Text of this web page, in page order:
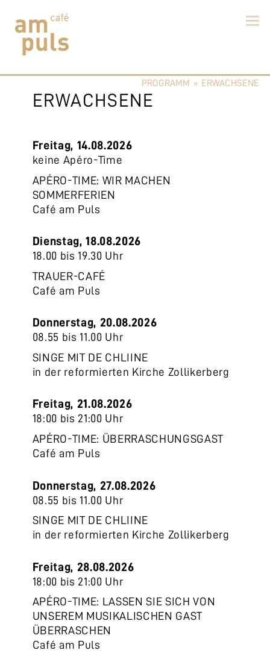
Cafe am Puls
Der beste Kaffee im Zollikerberg
PROGRAMM » ERWACHSENE
ERWACHSENE
Freitag, 14.08.2026
keine Apéro-Time
APÉRO-TIME: WIR MACHEN
SOMMERFERIEN
Café am Puls
Dienstag, 18.08.2026
18.00 bis 19.30 Uhr
TRAUER-CAFÉ
Café am Puls
Donnerstag, 20.08.2026
08.55 bis 11.00 Uhr
SINGE MIT DE CHLIINE
in der reformierten Kirche Zollikerberg
Freitag, 21.08.2026
18:00 bis 21:00 Uhr
APÉRO-TIME: ÜBERRASCHUNGSGAST
Café am Puls
Donnerstag, 27.08.2026
08.55 bis 11.00 Uhr
SINGE MIT DE CHLIINE
in der reformierten Kirche Zollikerberg
Freitag, 28.08.2026
18:00 bis 21:00 Uhr
APÉRO-TIME: LASSEN SIE SICH VON
UNSEREM MUSIKALISCHEN GAST
ÜBERRASCHEN
Café am Puls